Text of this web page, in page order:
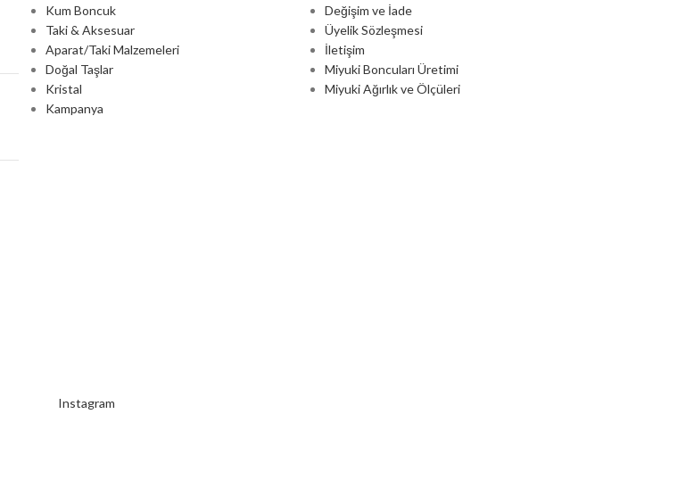
Kum Boncuk
Taki & Aksesuar
Aparat/Taki Malzemeleri
Doğal Taşlar
Kristal
Kampanya
Değişim ve İade
Üyelik Sözleşmesi
İletişim
Miyuki Boncuları Üretimi
Miyuki Ağırlık ve Ölçüleri
Instagram